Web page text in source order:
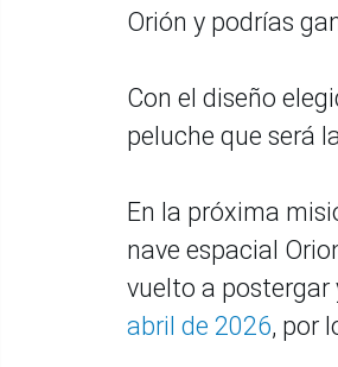
Orión y podrías
Con el diseño
peluche que será
En la próxima
nave espacial
vuelto a postergar
abril de 2026, por